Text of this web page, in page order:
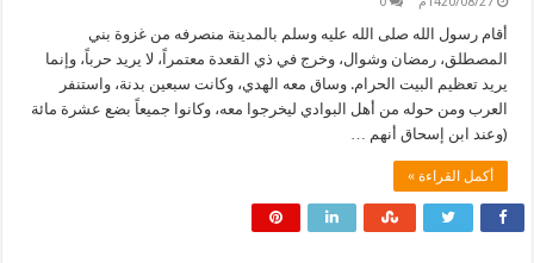
أقام رسول الله صلى الله عليه وسلم بالمدينة منصرفه من غزوة بني
المصطلق، رمضان وشوال، وخرج في ذي القعدة معتمراً، لا يريد حرباً، وإنما
يريد تعظيم البيت الحرام. وساق معه الهدي، وكانت سبعين بدنة، واستنفر
العرب ومن حوله من أهل البوادي ليخرجوا معه، وكانوا جميعاً بضع عشرة مائة
(وعند ابن إسحاق أنهم …
أكمل القراءة »